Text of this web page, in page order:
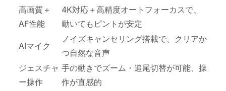
高画質＋
AF性能
4K対応＋高精度オートフォーカスで、
動いてもピントが安定
AIマイク
ノイズキャンセリング搭載で、クリアか
つ自然な音声
ジェスチャ
ー操作
手の動きでズーム・追尾切替が可能、操
作が直感的